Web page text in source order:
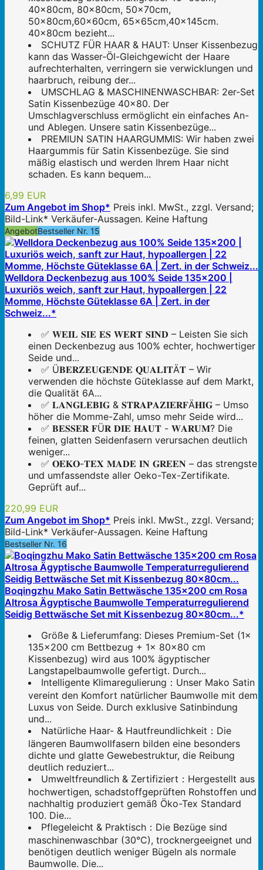
40x80cm, 80x80cm, 50x70cm,
50x80cm,60x60cm, 65x65cm,40x145cm.
40x80cm bezieht...
SCHUTZ FÜR HAAR & HAUT: Unser Kissenbezug
kann das Wasser-Öl-Gleichgewicht der Haare
aufrechterhalten, verringern sie verwicklungen und
haarbruch, reibung der...
UMSCHLAG & MASCHINENWASCHBAR: 2er-Set
Satin Kissenbezüge 40x80. Der
Umschlagverschluss ermöglicht ein einfaches An-
und Ablegen. Unsere satin Kissenbezüge...
PREMIUN SATIN HAARGUMMIS: Wir haben zwei
Haargummis für Satin Kissenbezüge. Sie sind
mäßig elastisch und werden Ihrem Haar nicht
schaden. Es kann bequem...
6,99 EUR
Zum Angebot im Shop* Preis inkl. MwSt., zzgl. Versand;
Bild-Link* Verkäufer-Aussagen. Keine Haftung
AngebotBestseller Nr. 15
Welldora Deckenbezug aus 100% Seide 135x200 |
Luxuriös weich, sanft zur Haut, hypoallergen | 22
Momme, Höchste Güteklasse 6A | Zert. in der
Schweiz...*
✅ 𝐖𝐄𝐈𝐋 𝐒𝐈𝐄 𝐄𝐒 𝐖𝐄𝐑𝐓 𝐒𝐈𝐍𝐃 – Leisten Sie sich
einen Deckenbezug aus 100% echter, hochwertiger
Seide und...
✅ Ü𝐁𝐄𝐑𝐙𝐄𝐔𝐆𝐄𝐍𝐃𝐄 𝐐𝐔𝐀𝐋𝐈𝐓Ä𝐓 – Wir
verwenden die höchste Güteklasse auf dem Markt,
die Qualität 6A...
✅ 𝐋𝐀𝐍𝐆𝐋𝐄𝐁𝐈𝐆 & 𝐒𝐓𝐑𝐀𝐏𝐀𝐙𝐈𝐄𝐑𝐅Ä𝐇𝐈𝐆 – Umso
höher die Momme-Zahl, umso mehr Seide wird...
✅ 𝐁𝐄𝐒𝐒𝐄𝐑 𝐅Ü𝐑 𝐃𝐈𝐄 𝐇𝐀𝐔𝐓 - 𝐖𝐀𝐑𝐔𝐌? Die
feinen, glatten Seidenfasern verursachen deutlich
weniger...
✅ 𝐎𝐄𝐊𝐎-𝐓𝐄𝐗 𝐌𝐀𝐃𝐄 𝐈𝐍 𝐆𝐑𝐄𝐄𝐍 – das strengste
und umfassendste aller Oeko-Tex-Zertifikate.
Geprüft auf...
220,99 EUR
Zum Angebot im Shop* Preis inkl. MwSt., zzgl. Versand;
Bild-Link* Verkäufer-Aussagen. Keine Haftung
Bestseller Nr. 16
Boqingzhu Mako Satin Bettwäsche 135x200 cm Rosa
Altrosa Ägyptische Baumwolle Temperaturregulierend
Seidig Bettwäsche Set mit Kissenbezug 80x80cm...*
Größe & Lieferumfang: Dieses Premium-Set (1x
135x200 cm Bettbezug + 1x 80x80 cm
Kissenbezug) wird aus 100% ägyptischer
Langstapelbaumwolle gefertigt. Durch...
Intelligente Klimaregulierung：Unser Mako Satin
vereint den Komfort natürlicher Baumwolle mit dem
Luxus von Seide. Durch exklusive Satinbindung
und...
Natürliche Haar- & Hautfreundlichkeit：Die
längeren Baumwollfasern bilden eine besonders
dichte und glatte Gewebestruktur, die Reibung
deutlich reduziert...
Umweltfreundlich & Zertifiziert：Hergestellt aus
hochwertigen, schadstoffgeprüften Rohstoffen und
nachhaltig produziert gemäß Öko-Tex Standard
100. Die...
Pflegeleicht & Praktisch：Die Bezüge sind
maschinenwaschbar (30°C), trocknergeeignet und
benötigen deutlich weniger Bügeln als normale
Baumwolle. Die...